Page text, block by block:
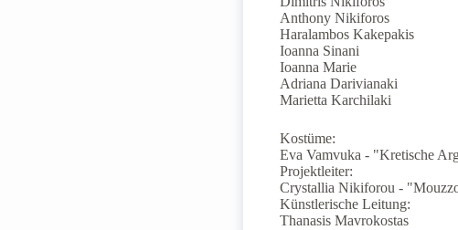
Anthony Nikiforos
Haralambos Kakepakis
Ioanna Sinani
Ioanna Marie
Adriana Darivianaki
Marietta Karchilaki
Kostüme:
Eva Vamvuka - "Kretische
Projektleiter:
Crystallia Nikiforou -
Künstlerische Leitung:
Thanasis Mavrokostas